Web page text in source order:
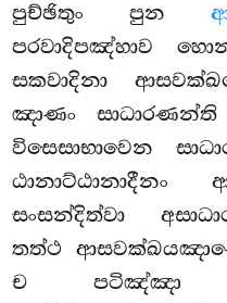
පුච්ඡිතුං පුන
පරවාදිපඤ්හාව
සකවාදිනා
ඤාණං
විසෙසාභාවෙන
ඨානාට්ඨානාදීනං
සංසන්දිත්වා
තත්ථ
ච පටිඤ්ඤා